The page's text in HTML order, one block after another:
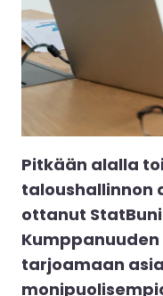
Pitkään alalla
taloushallinnon
ottanut
tarjoamaan